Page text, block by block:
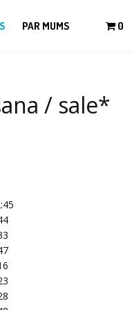
PAR MUMS 0
/ sale*